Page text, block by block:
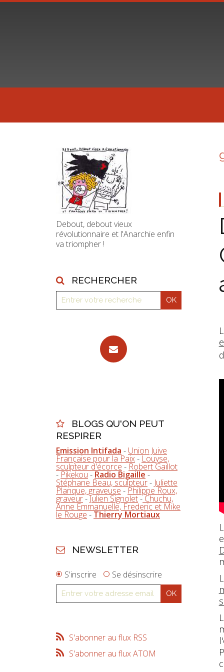
Debout, debout vieux
révolutionnaire et l'Anarchie enfin
va triompher !
RECHERCHER
BLOGS QU'ON PEUT
RESPIRER
Emission Intifada - Union Juive
Française pour la Paix- Louyse,
sculpteur d'écorce - Robert Gaillot
- Pikekou - Radio Bigaille -
Stéphane Beau, sculpteur- Juliette
Planque, graveuse - Philippe Roux,
graveur-Julien Signolet- Chuchu,
Anne Emmanuelle, Frederic et Mike
le Rouge - Thierry Mortiaux
NEWSLETTER
S'inscrire Se désinscrire
S'abonner au flux RSS
S'abonner au flux ATOM